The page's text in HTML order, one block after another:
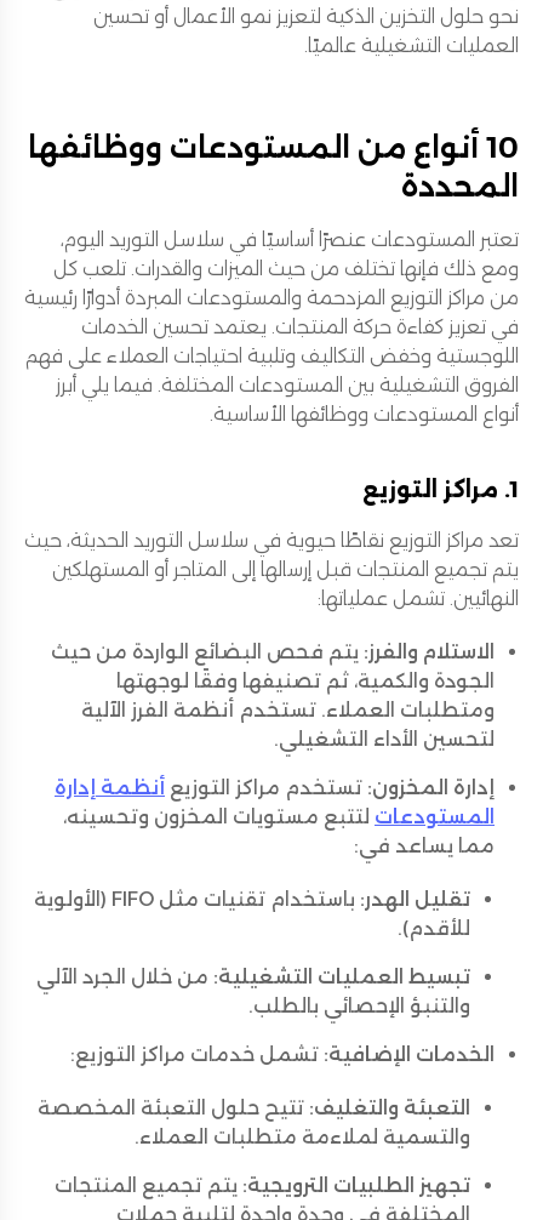
نحو حلول التخزين الذكية لتعزيز نمو الأعمال أو تحسين
العمليات التشغيلية عالميًا.
10 أنواع من المستودعات ووظائفها
المحددة
تعتبر المستودعات عنصرًا أساسيًا في سلاسل التوريد اليوم،
ومع ذلك فإنها تختلف من حيث الميزات والقدرات. تلعب كل
من مراكز التوزيع المزدحمة والمستودعات المبردة أدوارًا رئيسية
في تعزيز كفاءة حركة المنتجات. يعتمد تحسين الخدمات
اللوجستية وخفض التكاليف وتلبية احتياجات العملاء على فهم
الفروق التشغيلية بين المستودعات المختلفة. فيما يلي أبرز
أنواع المستودعات ووظائفها الأساسية.
1. مراكز التوزيع
تعد مراكز التوزيع نقاطًا حيوية في سلاسل التوريد الحديثة، حيث
يتم تجميع المنتجات قبل إرسالها إلى المتاجر أو المستهلكين
النهائيين. تشمل عملياتها:
الاستلام والفرز: يتم فحص البضائع الواردة من حيث
الجودة والكمية، ثم تصنيفها وفقًا لوجهتها
ومتطلبات العملاء. تستخدم أنظمة الفرز الآلية
لتحسين الأداء التشغيلي.
إدارة المخزون: تستخدم مراكز التوزيع أنظمة إدارة
المستودعات لتتبع مستويات المخزون وتحسينه،
مما يساعد في:
تقليل الهدر:
باستخدام تقنيات مثل FIFO (الأولوية
للأقدم).
تبسيط العمليات التشغيلية: من خلال الجرد الآلي
والتنبؤ الإحصائي بالطلب.
الخدمات الإضافية: تشمل خدمات مراكز التوزيع:
التعبئة والتغليف: تتيح حلول التعبئة المخصصة
والتسمية لملاءمة متطلبات العملاء.
تجهيز الطلبيات الترويجية: يتم تجميع المنتجات
المختلفة في وحدة واحدة لتلبية حملات